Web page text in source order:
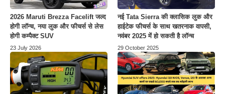
2026 Maruti Brezza Facelift जल्द
होगी लॉन्च, नया लुक और फीचर्स से लेस
होगी कम्पैक्ट SUV
23 July 2026
नई Tata Sierra की क्लासिक लुक और
हाईटेक फीचर्स के साथ खतरनाक वापसी,
नवंबर 2025 में हो सकती है लॉन्च
29 October 2025